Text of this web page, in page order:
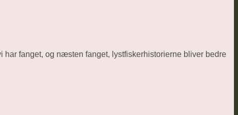
har fanget, og næsten fanget, lystfiskerhistorierne bliver bedre